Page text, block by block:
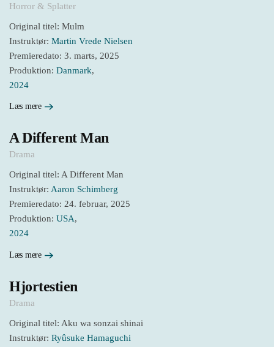
Horror & Splatter
Original titel: Mulm
Instruktør: Martin Vrede Nielsen
Premieredato: 3. marts, 2025
Produktion: Danmark,
2024
Læs mere
A Different Man
Drama
Original titel: A Different Man
Instruktør: Aaron Schimberg
Premieredato: 24. februar, 2025
Produktion: USA,
2024
Læs mere
Hjortestien
Drama
Original titel: Aku wa sonzai shinai
Instruktør: Ryûsuke Hamaguchi